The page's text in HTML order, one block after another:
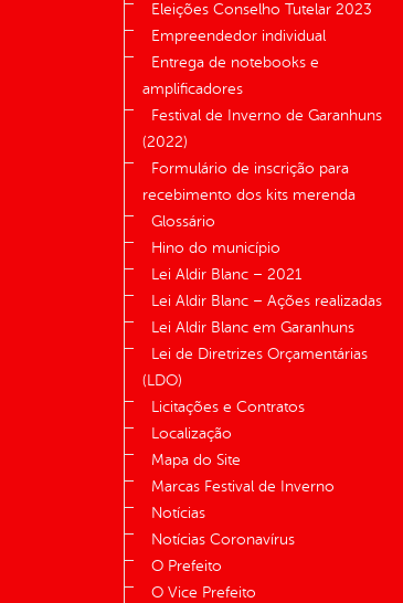
Eleições Conselho Tutelar 2023
Empreendedor individual
Entrega de notebooks e
amplificadores
Festival de Inverno de Garanhuns
(2022)
Formulário de inscrição para
recebimento dos kits merenda
Glossário
Hino do município
Lei Aldir Blanc – 2021
Lei Aldir Blanc – Ações realizadas
Lei Aldir Blanc em Garanhuns
Lei de Diretrizes Orçamentárias
(LDO)
Licitações e Contratos
Localização
Mapa do Site
Marcas Festival de Inverno
Notícias
Notícias Coronavírus
O Prefeito
O Vice Prefeito